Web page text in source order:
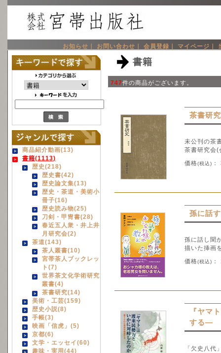
お知らせ｜ お問い合わせ｜ 会員登録｜ マイページ｜
商品紹介動画(13)
書籍(1113)
歴史(218)
歴史書(42)
歴史論文集(13)
歴史・茶道・美術小
冊子(16)
歴史読み物(25)
刀剣・甲冑書(28)
春近五人衆・井上井
月研究会(2)
茶道(143)
茶人叢書(10)
宮帯茶人ブックレッ
ト(7)
世界茶文化学術研究
叢書(4)
茶書研究(14)
美術・工芸(159)
歴史小説(8)
手帳(3)
映画「信虎」(5)
京都(6)
文学・エッセイ(60)
趣味・実用(44)
書籍
747件の商品がございます。
茶書研
未公刊の茶
茶書研究会(
価格(税込) ：
孫に話
孫に話し聞
描いた挿画
価格(税込) ：
『ヤマ
する―
「欠史八代